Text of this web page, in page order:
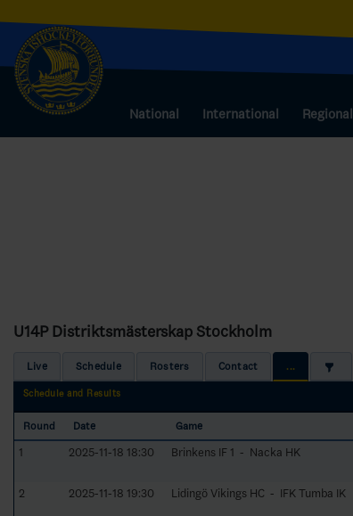
National International Regional
U14P Distriktsmästerskap Stockholm
Live Schedule Rosters Contact ...
Schedule and Results
Round Date Game
1 2025-11-18 18:30 Brinkens IF 1 - Nacka HK
2
2025-11-18 19:30 Lidingö Vikings HC - IFK Tumba IK